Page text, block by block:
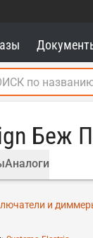
Беж
Аналоги
и